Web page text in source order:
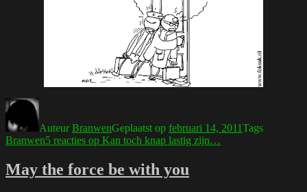
AuteurBranwenGeplaatst op februari 14, 2011Tags
Branwen5 reacties op Kan toch knap lastig zijn…
May the force be with you